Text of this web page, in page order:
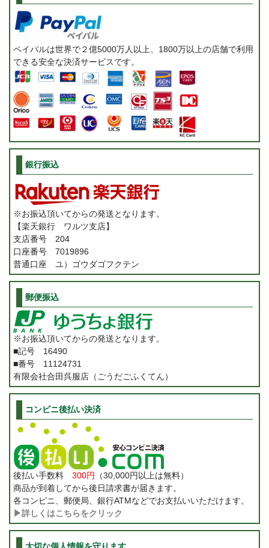
ペイパルは世界で２億5000万人以上、1800万以上の店舗で利用
できる安全な決済サービスです。
銀行振込
※お振込頂いてからの発送となります。
【楽天銀行 ワルツ支店】
支店番号 204
口座番号 7019896
普通口座 ユ）ゴウダゴフクテン
郵便振込
※お振込頂いてからの発送となります。
■記号 16490
■番号 11124731
有限会社合田呉服店（ごうだごふくてん）
コンビニ後払い決済
後払い手数料 300円
（30,000円以上は無料）
商品が到着してから後日請求書が届きます。
各コンビニ、郵便局、銀行ATMなどでお支払いいただけます。
▶詳しくはこちらをクリック